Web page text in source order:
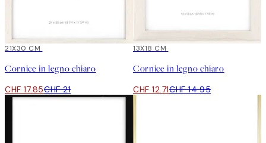
15%*
21X30 CM
Cornice in legno chiaro
CHF 17.85CHF 21
15%*
13X18 CM
Cornice in legno chiaro
CHF 12.71CHF 14.95